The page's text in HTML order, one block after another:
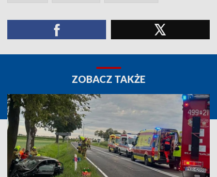
ZOBACZ TAKŻE